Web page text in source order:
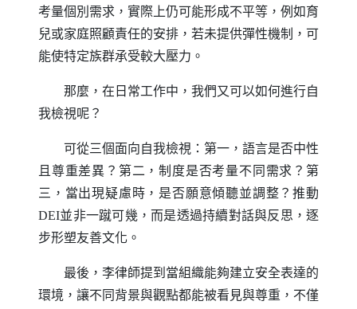
考量個別需求，實際上仍可能形成不平等，例如育
兒或家庭照顧責任的安排，若未提供彈性機制，可
能使特定族群承受較大壓力。
那麼，在日常工作中，我們又可以如何進行自
我檢視呢？
可從三個面向自我檢視：第一，語言是否中性
且尊重差異？第二，制度是否考量不同需求？第
三，當出現疑慮時，是否願意傾聽並調整？推動
DEI並非一蹴可幾，而是透過持續對話與反思，逐
步形塑友善文化。
最後，李律師提到當組織能夠建立安全表達的
環境，讓不同背景與觀點都能被看見與尊重，不僅